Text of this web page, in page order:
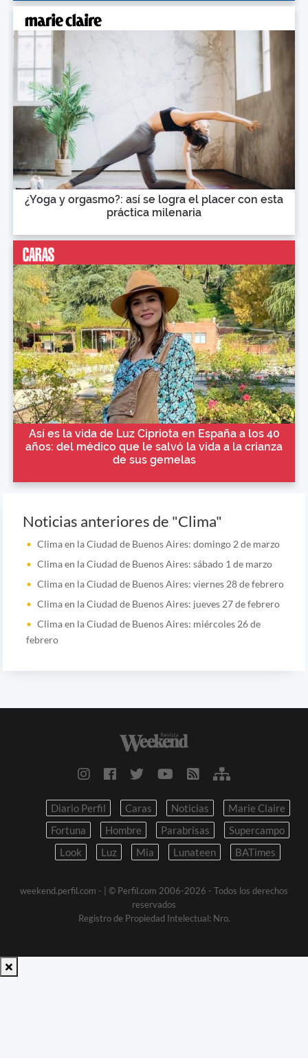
¿Yoga y orgasmo?: así se logra el placer con esta
práctica milenaria
Así es la vida de Luz Cipriota en España a los 40
años: del médico que le salvó la vida a la crianza
de sus gemelas
Noticias anteriores de "Clima"
Clima en la Ciudad de Buenos Aires: domingo 2 de marzo
Clima en la Ciudad de Buenos Aires: sábado 1 de marzo
Clima en la Ciudad de Buenos Aires: viernes 28 de febrero
Clima en la Ciudad de Buenos Aires: jueves 27 de febrero
Clima en la Ciudad de Buenos Aires: miércoles 26 de
febrero
Diario Perfil Caras Noticias
Marie Claire
Fortuna
Hombre Parabrisas
Supercampo
Look
Luz Mia Lunateen BATimes
weekend.perfil.com -
| © Perfil.com 2006-2026 - Todos los derechos
reservados
Registro de Propiedad Intelectual: Nro.